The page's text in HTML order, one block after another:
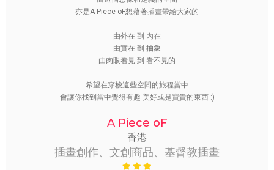
亦是A Piece oF想藉著插畫帶給大家的
由外在 到 內在
由實在 到 抽象
由肉眼看見 到 看不見的
希望在穿梭這些空間的旅程當中
會讓你找到當中覺得有趣 美好或是寶貴的東西 :)
A Piece oF
香港
插畫創作、文創商品、基督教插畫